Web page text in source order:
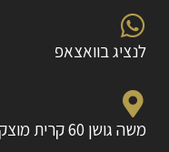
לנציג בוואצאפ
משה גושן 60 קרית מוצקין